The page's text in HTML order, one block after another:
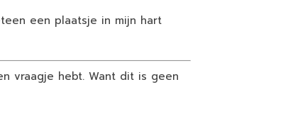
een plaatsje in mijn hart
vraagje hebt. Want dit is geen